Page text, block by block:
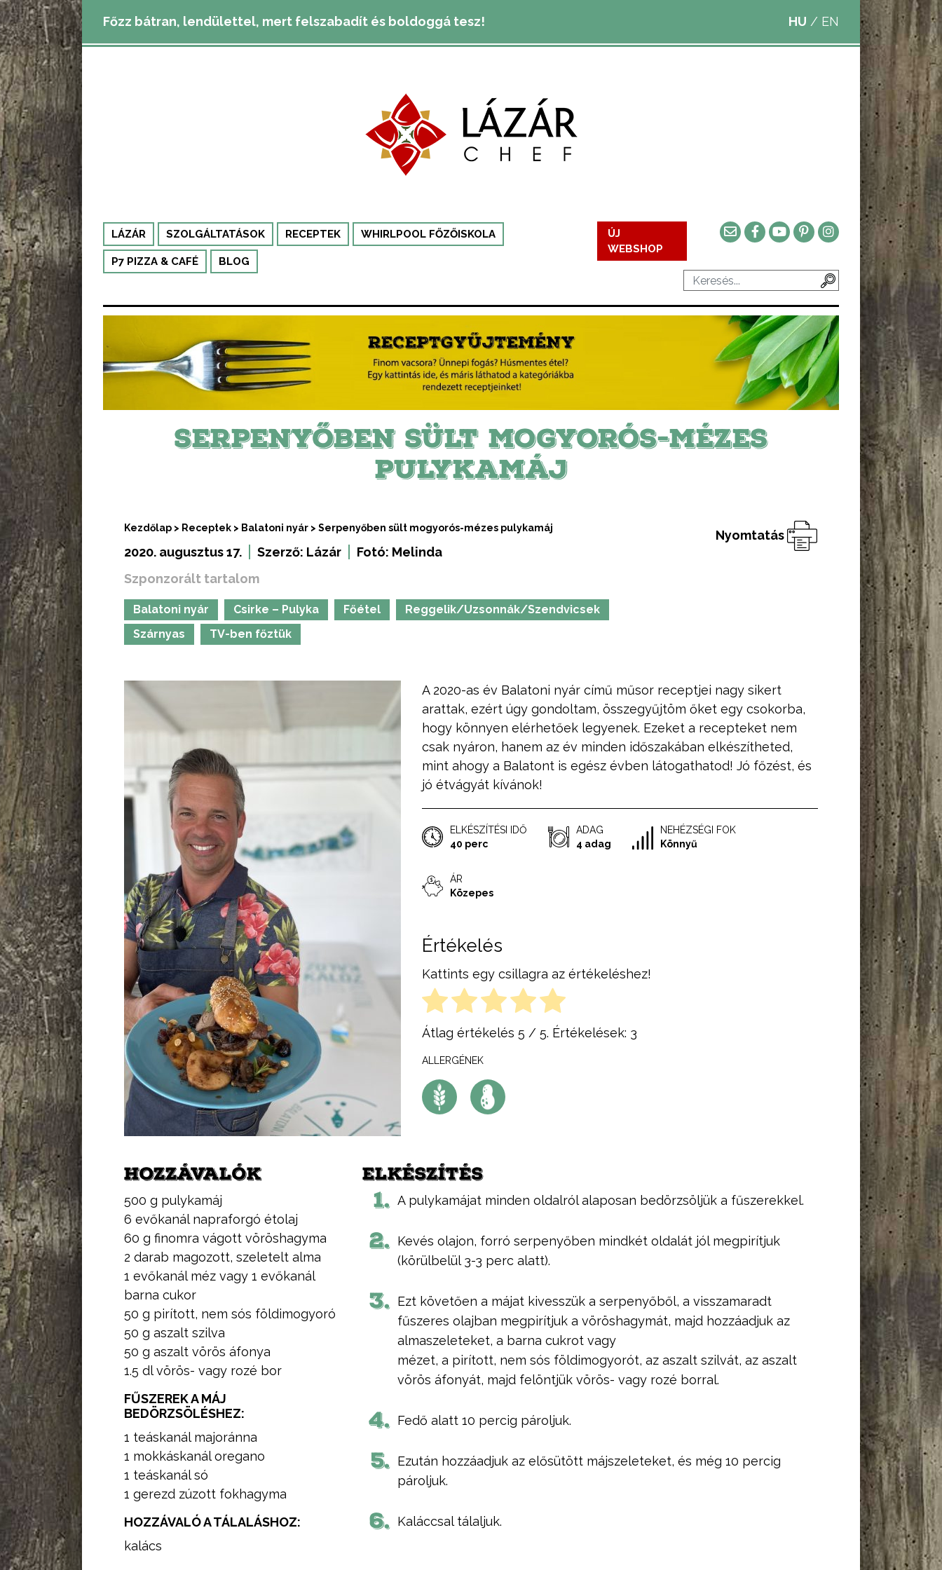
Főzz bátran, lendülettel, mert felszabadít és boldoggá tesz! HU / EN
LÁZÁR SZOLGÁLTATÁSOK RECEPTEK WHIRLPOOL FŐZŐISKOLA
P7 PIZZA & CAFÉ BLOG
ÚJ
WEBSHOP
SERPENYŐBEN SÜLT MOGYORÓS-MÉZES
PULYKAMÁJ
Kezdőlap > Receptek > Balatoni nyár > Serpenyőben sült mogyorós-mézes pulykamáj
2020. augusztus 17. Szerző: Lázár Fotó: Melinda
Szponzorált tartalom
Balatoni nyár Csirke – Pulyka Főétel
Reggelik/Uzsonnák/Szendvicsek
Szárnyas
TV-ben főztük
Nyomtatás
A 2020-as év Balatoni nyár című műsor receptjei nagy sikert
arattak, ezért úgy gondoltam, összegyűjtöm őket egy csokorba,
hogy könnyen elérhetőek legyenek. Ezeket a recepteket nem
csak nyáron, hanem az év minden időszakában elkészítheted,
mint ahogy a Balatont is egész évben látogathatod! Jó főzést, és
jó étvágyát kívánok!
ELKÉSZÍTÉSI IDŐ
40 perc
ADAG
4 adag
NEHÉZSÉGI FOK
Könnyű
ÁR
Közepes
Értékelés
Kattints egy csillagra az értékeléshez!
Átlag értékelés 5 / 5. Értékelések: 3
ALLERGÉNEK
HOZZÁVALÓK
500 g pulykamáj
6 evőkanál napraforgó étolaj
60 g finomra vágott vöröshagyma
2 darab magozott, szeletelt alma
1 evőkanál méz vagy 1 evőkanál
barna cukor
50 g pirított, nem sós földimogyoró
50 g aszalt szilva
50 g aszalt vörös áfonya
1.5 dl vörös- vagy rozé bor
FŰSZEREK A MÁJ
BEDÖRZSÖLÉSHEZ:
1 teáskanál majoránna
1 mokkáskanál oregano
1 teáskanál só
1 gerezd zúzott fokhagyma
HOZZÁVALÓ A TÁLALÁSHOZ:
kalács
ELKÉSZÍTÉS
1. A pulykamájat minden oldalról alaposan bedörzsöljük a fűszerekkel.
2. Kevés olajon, forró serpenyőben mindkét oldalát jól megpirítjuk
(körülbelül 3-3 perc alatt).
3. Ezt követően a májat kivesszük a serpenyőből, a visszamaradt
fűszeres olajban megpirítjuk a vöröshagymát, majd hozzáadjuk az
almaszeleteket, a barna cukrot vagy
mézet, a pirított, nem sós földimogyorót, az aszalt szilvát, az aszalt
vörös áfonyát, majd felöntjük vörös- vagy rozé borral.
4. Fedő alatt 10 percig pároljuk.
5. Ezután hozzáadjuk az elősütött májszeleteket, és még 10 percig
pároljuk.
6. Kaláccsal tálaljuk.